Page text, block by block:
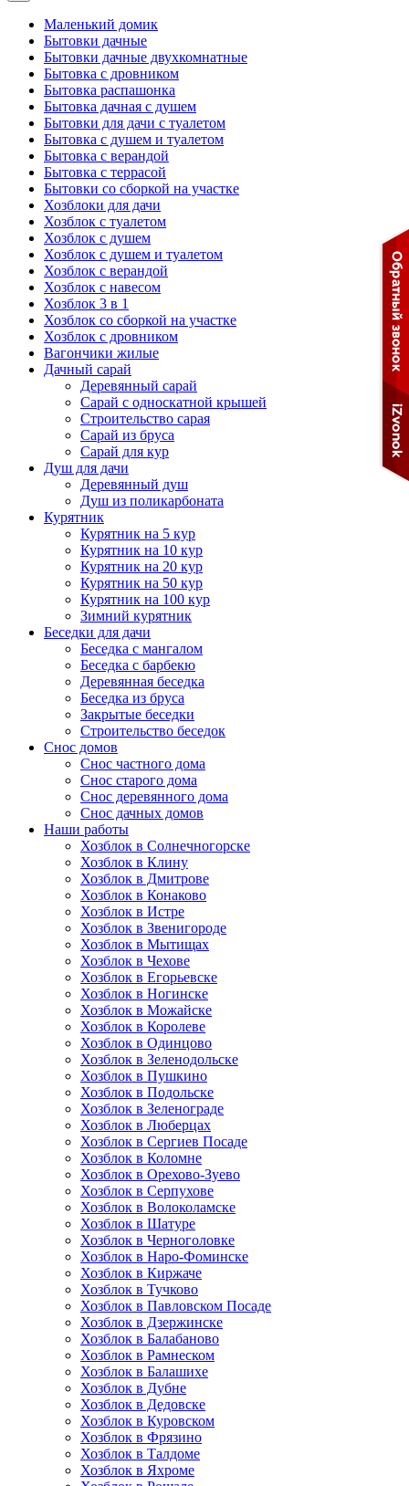
Маленький домик
Бытовки дачные
Бытовки дачные двухкомнатные
Бытовка с дровником
Бытовка распашонка
Бытовка дачная с душем
Бытовки для дачи с туалетом
Бытовка с душем и туалетом
Бытовка с верандой
Бытовка с террасой
Бытовки со сборкой на участке
Хозблоки для дачи
Хозблок с туалетом
Хозблок с душем
Хозблок с душем и туалетом
Хозблок с верандой
Хозблок с навесом
Хозблок 3 в 1
Хозблок со сборкой на участке
Хозблок с дровником
Вагончики жилые
Дачный сарай
Деревянный сарай
Cарай с односкатной крышей
Строительство сарая
Сарай из бруса
Сарай для кур
Душ для дачи
Деревянный душ
Душ из поликарбоната
Курятник
Курятник на 5 кур
Курятник на 10 кур
Курятник на 20 кур
Курятник на 50 кур
Курятник на 100 кур
Зимний курятник
Беседки для дачи
Беседка с мангалом
Беседка с барбекю
Деревянная беседка
Беседка из бруса
Закрытые беседки
Строительство беседок
Снос домов
Снос частного дома
Снос старого дома
Снос деревянного дома
Снос дачных домов
Наши работы
Хозблок в Солнечногорске
Хозблок в Клину
Хозблок в Дмитрове
Хозблок в Конаково
Хозблок в Истре
Хозблок в Звенигороде
Хозблок в Мытищах
Хозблок в Чехове
Хозблок в Егорьевске
Хозблок в Ногинске
Хозблок в Можайске
Хозблок в Королеве
Хозблок в Одинцово
Хозблок в Зеленодольске
Хозблок в Пушкино
Хозблок в Подольске
Хозблок в Зеленограде
Хозблок в Люберцах
Хозблок в Сергиев Посаде
Хозблок в Коломне
Хозблок в Орехово-Зуево
Хозблок в Серпухове
Хозблок в Волоколамске
Хозблок в Шатуре
Хозблок в Черноголовке
Хозблок в Наро-Фоминске
Хозблок в Киржаче
Хозблок в Тучково
Хозблок в Павловском Посаде
Хозблок в Дзержинске
Хозблок в Балабаново
Хозблок в Рамнеском
Хозблок в Балашихе
Хозблок в Дубне
Хозблок в Дедовске
Хозблок в Куровском
Хозблок в Фрязино
Хозблок в Талдоме
Хозблок в Яхроме